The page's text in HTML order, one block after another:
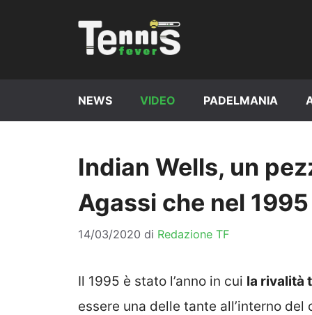
NEWS VIDEO PADELMANIA
Indian Wells, un
Agassi che nel
14/03/2020 di Redazione TF
Il 1995 è stato l’anno in cui la rivalità
essere una delle tante all’interno